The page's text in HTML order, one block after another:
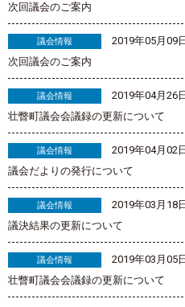
次回議会のご案内
議会情報
2019年05月09日
次回議会のご案内
議会情報
2019年04月26日
壮瞥町議会会議録の更新について
議会情報
2019年04月02日
議会だよりの発行について
議会情報
2019年03月18日
議決結果の更新について
議会情報
2019年03月05日
壮瞥町議会会議録の更新について